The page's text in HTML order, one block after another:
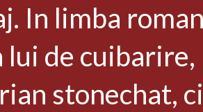
In limba
lui de cuibarire,
stonechat,